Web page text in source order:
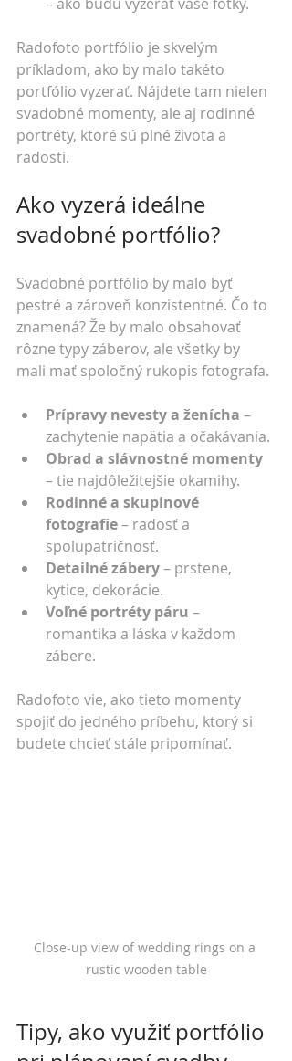
Radofoto portfólio je skvelým
príkladom, ako by malo takéto
portfólio vyzerať. Nájdete tam nielen
svadobné momenty, ale aj rodinné
portréty, ktoré sú plné života a
radosti.
Ako vyzerá ideálne
svadobné portfólio?
Svadobné portfólio by malo byť
pestré a zároveň konzistentné. Čo to
znamená? Že by malo obsahovať
rôzne typy záberov, ale všetky by
mali mať spoločný rukopis fotografa.
Prípravy nevesty a ženícha –
zachytenie napätia a očakávania.
Obrad a slávnostné momenty
– tie najdôležitejšie okamihy.
Rodinné a skupinové
fotografie – radosť a
spolupatričnosť.
Detailné zábery – prstene,
kytice, dekorácie.
Voľné portréty páru –
romantika a láska v každom
zábere.
Radofoto vie, ako tieto momenty
spojiť do jedného príbehu, ktorý si
budete chcieť stále pripomínať.
Close-up view of wedding rings on a
rustic wooden table
Tipy, ako využiť portfólio